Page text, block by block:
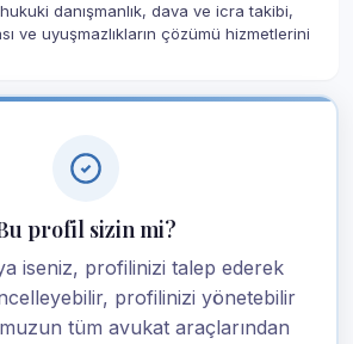
danışmanlık, dava ve icra takibi,
ve uyuşmazlıkların çözümü hizmetlerini
profil sizin mi?
iseniz, profilinizi talep ederek
profilinizi yönetebilir
tüm avukat araçlarından